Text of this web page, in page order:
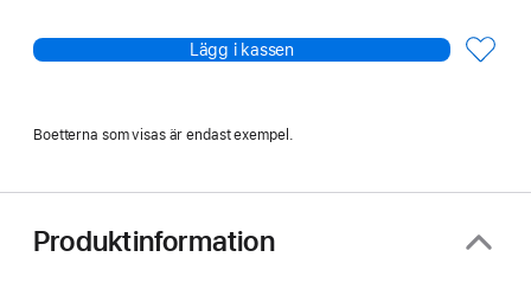
Lägg i kassen
Boetterna som visas är endast exempel.
Produktinformation